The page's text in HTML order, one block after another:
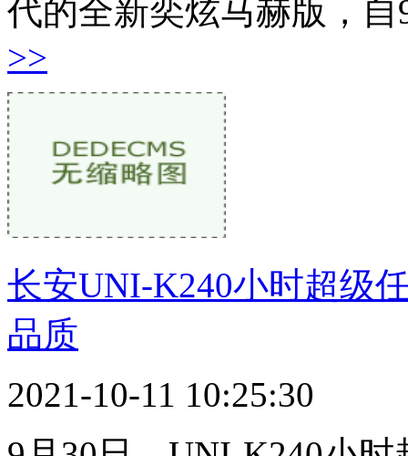
代的全新奕炫马赫版，
>>
长安UNI-K240小时超级
品质
2021-10-11 10:25:30